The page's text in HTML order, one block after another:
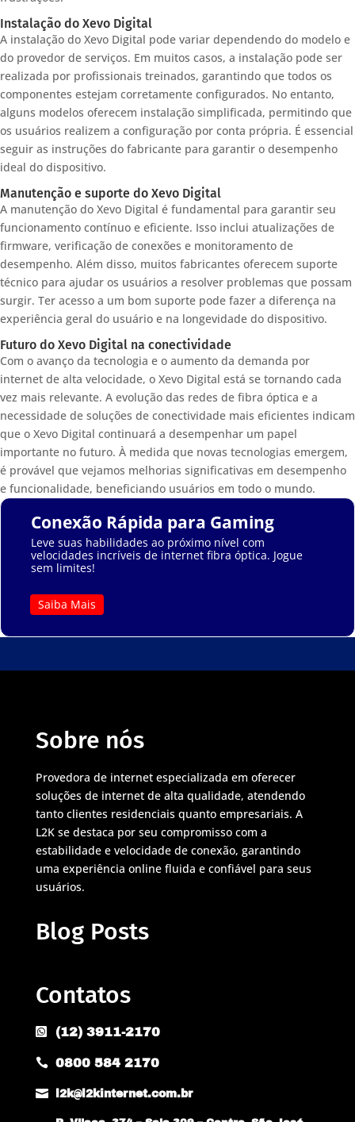
Instalação do Xevo Digital
A instalação do Xevo Digital pode variar dependendo do modelo e
do provedor de serviços. Em muitos casos, a instalação pode ser
realizada por profissionais treinados, garantindo que todos os
componentes estejam corretamente configurados. No entanto,
alguns modelos oferecem instalação simplificada, permitindo que
os usuários realizem a configuração por conta própria. É essencial
seguir as instruções do fabricante para garantir o desempenho
ideal do dispositivo.
Manutenção e suporte do Xevo Digital
A manutenção do Xevo Digital é fundamental para garantir seu
funcionamento contínuo e eficiente. Isso inclui atualizações de
firmware, verificação de conexões e monitoramento de
desempenho. Além disso, muitos fabricantes oferecem suporte
técnico para ajudar os usuários a resolver problemas que possam
surgir. Ter acesso a um bom suporte pode fazer a diferença na
experiência geral do usuário e na longevidade do dispositivo.
Futuro do Xevo Digital na conectividade
Com o avanço da tecnologia e o aumento da demanda por
internet de alta velocidade, o Xevo Digital está se tornando cada
vez mais relevante. A evolução das redes de fibra óptica e a
necessidade de soluções de conectividade mais eficientes indicam
que o Xevo Digital continuará a desempenhar um papel
importante no futuro. À medida que novas tecnologias emergem,
é provável que vejamos melhorias significativas em desempenho
e funcionalidade, beneficiando usuários em todo o mundo.
Conexão Rápida para Gaming
Leve suas habilidades ao próximo nível com
velocidades incríveis de internet fibra óptica. Jogue
sem limites!
Saiba Mais
Sobre nós
Provedora de internet especializada em oferecer
soluções de internet de alta qualidade, atendendo
tanto clientes residenciais quanto empresariais. A
L2K se destaca por seu compromisso com a
estabilidade e velocidade de conexão, garantindo
uma experiência online fluida e confiável para seus
usuários.
Blog Posts
Contatos
 (12) 3911-2170
 0800 584 2170
 l2k@l2kinternet.com.br